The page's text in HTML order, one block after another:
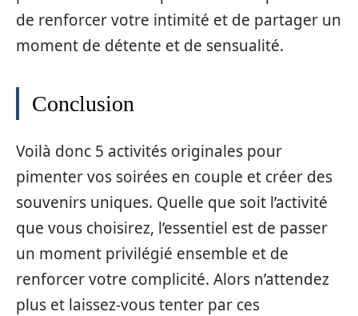
de renforcer votre intimité et de partager un
moment de détente et de sensualité.
Conclusion
Voilà donc 5 activités originales pour
pimenter vos soirées en couple et créer des
souvenirs uniques. Quelle que soit l’activité
que vous choisirez, l’essentiel est de passer
un moment privilégié ensemble et de
renforcer votre complicité. Alors n’attendez
plus et laissez-vous tenter par ces